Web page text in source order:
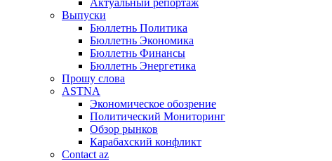
Актуальный репортаж
Выпуски
Бюллетнь Политика
Бюллетнь Экономика
Бюллетнь Финансы
Бюллетнь Энергетика
Прошу слова
ASTNA
Экономическое обозрение
Политический Мониторинг
Обзор рынков
Карабахский конфликт
Contact az